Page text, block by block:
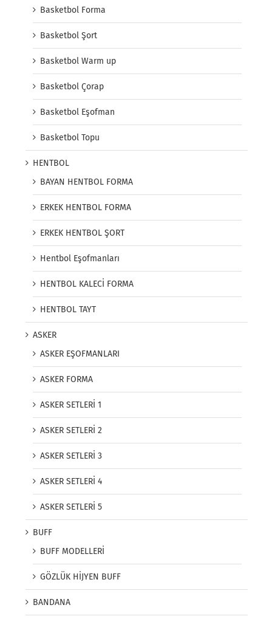
Basketbol Forma
Basketbol Şort
Basketbol Warm up
Basketbol Çorap
Basketbol Eşofman
Basketbol Topu
HENTBOL
BAYAN HENTBOL FORMA
ERKEK HENTBOL FORMA
ERKEK HENTBOL ŞORT
Hentbol Eşofmanları
HENTBOL KALECİ FORMA
HENTBOL TAYT
ASKER
ASKER EŞOFMANLARI
ASKER FORMA
ASKER SETLERİ 1
ASKER SETLERİ 2
ASKER SETLERİ 3
ASKER SETLERİ 4
ASKER SETLERİ 5
BUFF
BUFF MODELLERİ
GÖZLÜK HİJYEN BUFF
BANDANA